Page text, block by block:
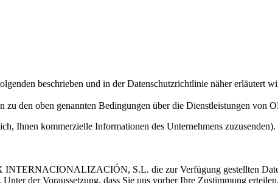
beschrieben und in der Datenschutzrichtlinie näher erläutert
zu den oben genannten Bedingungen über die Dienstleistungen
Ihnen kommerzielle Informationen des Unternehmens zuzusenden).
S.L. die zur Verfügung gestellten
der Voraussetzung, dass Sie uns vorher Ihre Zustimmung